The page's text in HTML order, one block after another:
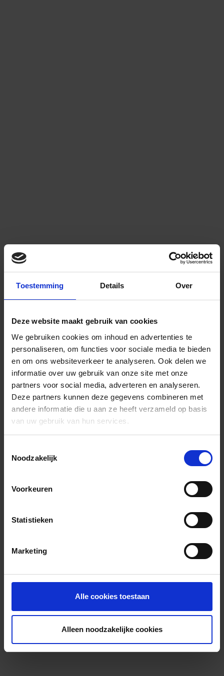
Toestemming Details Over
Deze website maakt gebruik van cookies
We gebruiken cookies om inhoud en advertenties te
personaliseren, om functies voor sociale media te bieden
en om ons websiteverkeer te analyseren. Ook delen we
informatie over uw gebruik van onze site met onze
partners voor social media, adverteren en analyseren.
Deze partners kunnen deze gegevens combineren met
andere informatie die u aan ze heeft verzameld op basis
van uw gebruik van hun services.
Noodzakelijk
Voorkeuren
Statistieken
Marketing
Alle cookies toestaan
Alleen noodzakelijke cookies